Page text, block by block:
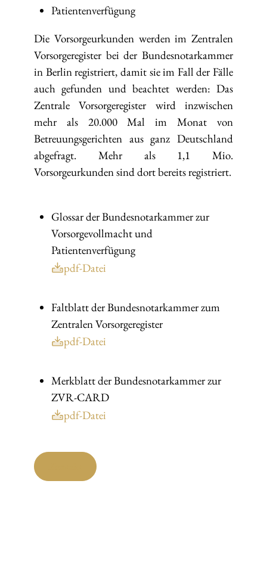
Patientenverfügung
Die Vorsorgeurkunden werden im Zentralen
Vorsorgeregister bei der Bundesnotarkammer
in Berlin registriert, damit sie im Fall der Fälle
auch gefunden und beachtet werden: Das
Zentrale Vorsorgeregister wird inzwischen
mehr als 20.000 Mal im Monat von
Betreuungsgerichten aus ganz Deutschland
abgefragt. Mehr als 1,1 Mio.
Vorsorgeurkunden sind dort bereits registriert.
Glossar der Bundesnotarkammer zur
Vorsorgevollmacht und
Patientenverfügung
pdf-Datei
Faltblatt der Bundesnotarkammer zum
Zentralen Vorsorgeregister
pdf-Datei
Merkblatt der Bundesnotarkammer zur
ZVR-CARD
pdf-Datei